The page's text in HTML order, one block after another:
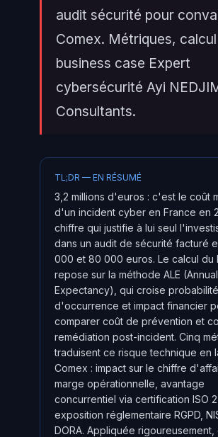
audit sécurité pour
Comex. Métriques,
business case Expert
cybersécurité Ayi
Consultants.
TL;DR — EN RÉSUMÉ
3,2 millions d'euros : c'est le coût
d'un incident cyber en France en
chiffre qui justifie à lui seul
dans un audit de sécurité facturé
000 et 80 000 euros. Le calcul du
repose sur la méthode ALE
Expectancy), qui croise probabilité
d'occurrence et impact financier
comparer coût de prévention et
remédiation post-incident. Cinq
traduisent ce risque technique en
Comex : impact sur le chiffre
marge opérationnelle, avantage
concurrentiel via certification ISO
exposition réglementaire RGPD,
DORA. Appliquée rigoureusement,